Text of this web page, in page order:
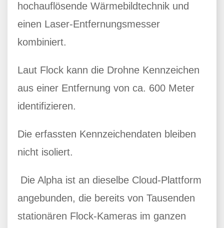
hochauflösende Wärmebildtechnik und
einen Laser-Entfernungsmesser
kombiniert.
Laut Flock kann die Drohne Kennzeichen
aus einer Entfernung von ca. 600 Meter
identifizieren.
Die erfassten Kennzeichendaten bleiben
nicht isoliert.
Die Alpha ist an dieselbe Cloud-Plattform
angebunden, die bereits von Tausenden
stationären Flock-Kameras im ganzen